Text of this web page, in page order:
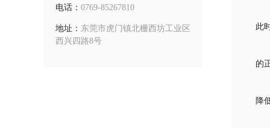
此
的
降
电话： 0769-85267810
地址： 东莞市虎门镇北栅西坊工业区
西兴四路8号